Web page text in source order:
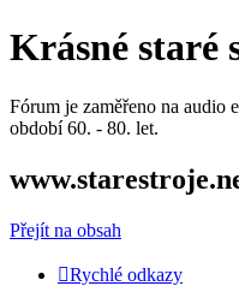
Krásné staré
Fórum je zaměřeno na audio
období 60. - 80. let.
Přejít na obsah
Rychlé odkazy